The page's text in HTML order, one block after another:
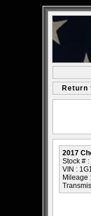
Return
2017
Stock #
VIN :
Mileage